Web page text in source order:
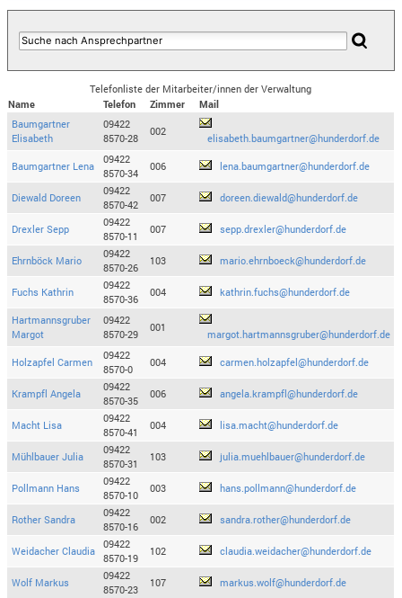
Telefonliste der Mitarbeiter/innen der Verwaltung
Name
Telefon Zimmer
Mail
Baumgartner
Elisabeth
09422
8570-28
002
elisabeth.baumgartner@hunderdorf.de
Baumgartner Lena
09422
8570-34
006 lena.baumgartner@hunderdorf.de
Diewald Doreen
09422
8570-42
007 doreen.diewald@hunderdorf.de
Drexler Sepp
09422
8570-11
007 sepp.drexler@hunderdorf.de
Ehrnböck Mario
09422
8570-26
103 mario.ehrnboeck@hunderdorf.de
Fuchs Kathrin
09422
8570-36
004 kathrin.fuchs@hunderdorf.de
Hartmannsgruber
Margot
09422
8570-29
001
margot.hartmannsgruber@hunderdorf.de
Holzapfel Carmen
09422
8570-0
004 carmen.holzapfel@hunderdorf.de
Krampfl Angela
09422
8570-35
006 angela.krampfl@hunderdorf.de
Macht Lisa
09422
8570-41
004 lisa.macht@hunderdorf.de
Mühlbauer Julia
09422
8570-31
103 julia.muehlbauer@hunderdorf.de
Pollmann Hans
09422
8570-10
003 hans.pollmann@hunderdorf.de
Rother Sandra
09422
8570-16
002 sandra.rother@hunderdorf.de
Weidacher Claudia
09422
8570-19
102 claudia.weidacher@hunderdorf.de
Wolf Markus
09422
8570-23
107 markus.wolf@hunderdorf.de